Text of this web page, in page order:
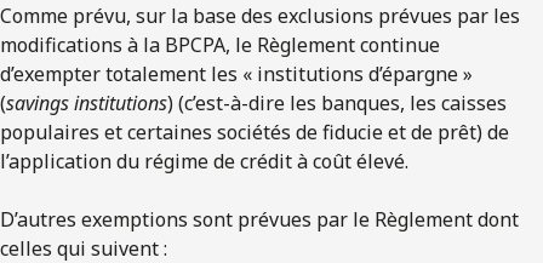
Comme prévu, sur la base des exclusions prévues par les
modifications à la BPCPA, le Règlement continue
d’exempter totalement les « institutions d’épargne »
(savings institutions) (c’est-à-dire les banques, les caisses
populaires et certaines sociétés de fiducie et de prêt) de
l’application du régime de crédit à coût élevé.
D’autres exemptions sont prévues par le Règlement dont
celles qui suivent :